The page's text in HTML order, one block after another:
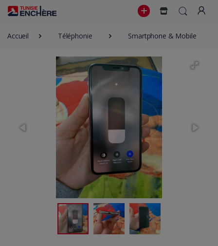
Accueil Téléphonie Smartphone & Mobile